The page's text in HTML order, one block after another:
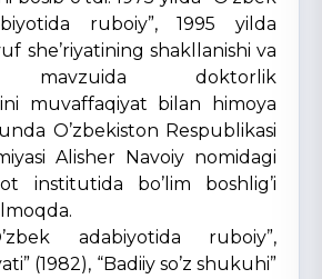
ruboiy”, 1995 yilda
she’riyatining shakllanishi va
mavzuida doktorlik
muvaffaqiyat bilan himoya
O’zbekiston Respublikasi
Alisher Navoiy nomidagi
institutida bo’lim boshlig’i
adabiyotida ruboiy”,
(1982), “Badiiy so’z shukuhi”